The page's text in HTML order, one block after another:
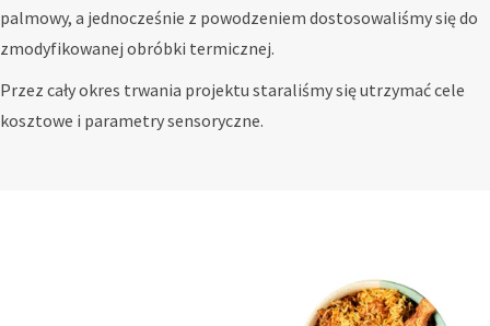
palmowy, a jednocześnie z powodzeniem dostosowaliśmy się do
zmodyfikowanej obróbki termicznej.
Przez cały okres trwania projektu staraliśmy się utrzymać cele
kosztowe i parametry sensoryczne.